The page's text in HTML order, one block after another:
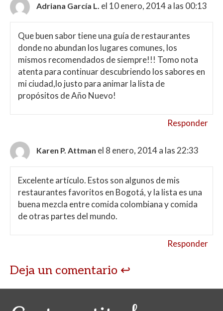
Adriana García L. el 10 enero, 2014 a las 00:13
Que buen sabor tiene una guía de restaurantes
donde no abundan los lugares comunes, los
mismos recomendados de siempre!!! Tomo nota
atenta para continuar descubriendo los sabores en
mi ciudad,lo justo para animar la lista de
propósitos de Año Nuevo!
Responder
Karen P. Attman el 8 enero, 2014 a las 22:33
Excelente artículo. Estos son algunos de mis
restaurantes favoritos en Bogotá, y la lista es una
buena mezcla entre comida colombiana y comida
de otras partes del mundo.
Responder
Deja un comentario